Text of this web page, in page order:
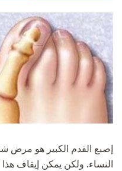
إصبع القدم الكبير هو مرض
النساء. ولكن يمكن إيقاف